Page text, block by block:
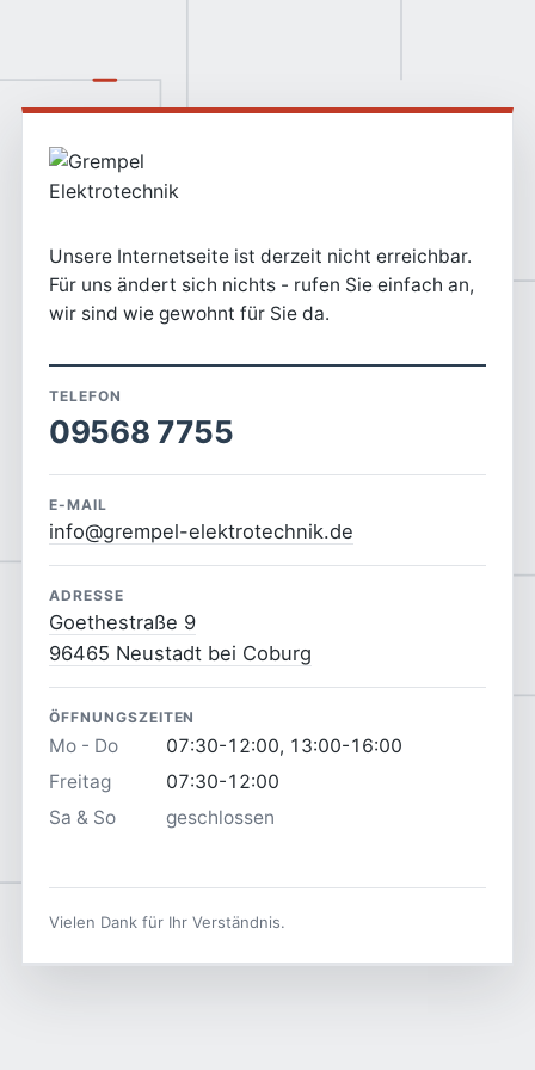
Unsere Internetseite ist derzeit nicht erreichbar.
Für uns ändert sich nichts - rufen Sie einfach an,
wir sind wie gewohnt für Sie da.
TELEFON
09568 7755
E-MAIL
info@grempel-elektrotechnik.de
ADRESSE
Goethestraße 9
96465 Neustadt bei Coburg
ÖFFNUNGSZEITEN
Mo - Do
07:30-12:00, 13:00-16:00
Freitag
07:30-12:00
Sa & So
geschlossen
Vielen Dank für Ihr Verständnis.